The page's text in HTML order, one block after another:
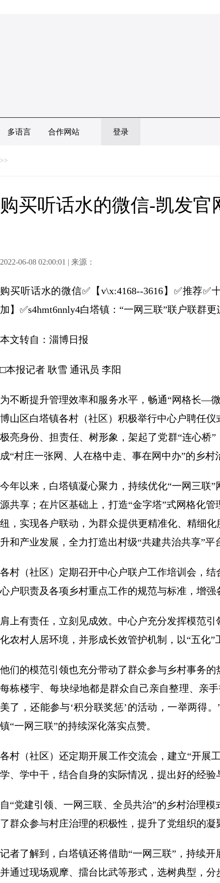
多语言 合作网站 登录
>>
购买听话水的微信-凯发官
2022-06-08 02:00:01 | 来源：
购买听话水的微信✅【v\x:4168--3616】✅推荐
加】✅s4hmt6nnly4白塔镇：“一网三联”联户联群更
本文转自：淄博日报
□本报记者 耿雪 通讯员 李阳
为不断提升管理效率和服务水平，畅通“网格长
博山区白塔镇各村（社区）积极举行中心户聘任
极亮身份、担责任、树形象，架起了党群“连心桥
成“村庄一张网、人在格中走、事在网中办”的乡村
今年以来，白塔镇凝心聚力，持续优化“一网三联
源共享；在片区基础上，打造“金字塔”式网格化
纽，实现各户联动，为群众提供更精准化、精细
升和产业发展，全力打造出村级“共建共治共享”平
各村（社区）定期召开中心户联户工作培训会，
心户职责及各项乡村重点工作的规范与标准，增
肩上有责任，立刻见成效。中心户充分发挥模范
化农村人居环境，并形成长效管护机制，以“五化
他们的模范引领也充分带动了群众参与乡村事务
每栋楼宇、每块绿地都是群众自己亲自整理、亲
美了，还能参与‘积分联奖惩’的活动，一举两得
镇“一网三联”的持续深化落实点赞。
各村（社区）还定期开展工作交流会，建立“开
学、学中干，结合自身的实际情况，提出好的经
自“党建引领、一网三联、全员共治”的乡村治理
了群众参与村庄治理的积极性，提升了党组织的
记者了解到，白塔镇还将借助“一网三联”，持续
并通过现场观摩、擂台比武等形式，选树典型，